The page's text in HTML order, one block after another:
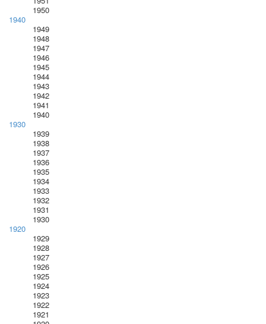
1950
1940
1949
1948
1947
1946
1945
1944
1943
1942
1941
1940
1930
1939
1938
1937
1936
1935
1934
1933
1932
1931
1930
1920
1929
1928
1927
1926
1925
1924
1923
1922
1921